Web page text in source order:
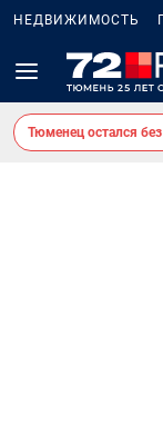
НЕДВИЖИМОСТЬ
Тюменец остался